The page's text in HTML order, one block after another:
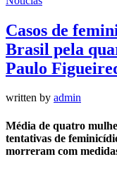
Casos de
Brasil pela
Paulo
written by admin
Média de quatro
tentativas de
morreram com